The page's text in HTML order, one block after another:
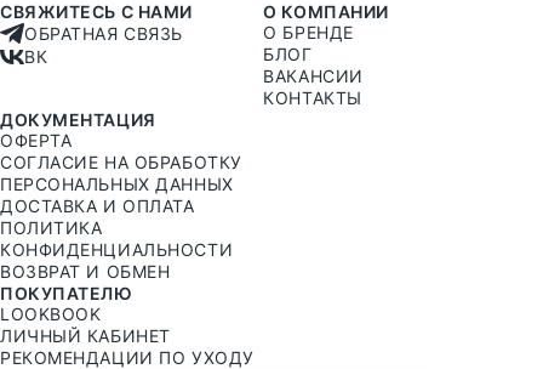
О КОМПАНИИ
О БРЕНДЕ
БЛОГ
ВАКАНСИИ
КОНТАКТЫ
ДОКУМЕНТАЦИЯ
ОФЕРТА
СОГЛАСИЕ НА ОБРАБОТКУ
ПЕРСОНАЛЬНЫХ ДАННЫХ
ДОСТАВКА И ОПЛАТА
ПОЛИТИКА
КОНФИДЕНЦИАЛЬНОСТИ
ВОЗВРАТ И ОБМЕН
ПОКУПАТЕЛЮ
LOOKBOOK
ЛИЧНЫЙ КАБИНЕТ
РЕКОМЕНДАЦИИ ПО УХОДУ
СВЯЖИТЕСЬ С НАМИ
ОБРАТНАЯ СВЯЗЬ
ВК